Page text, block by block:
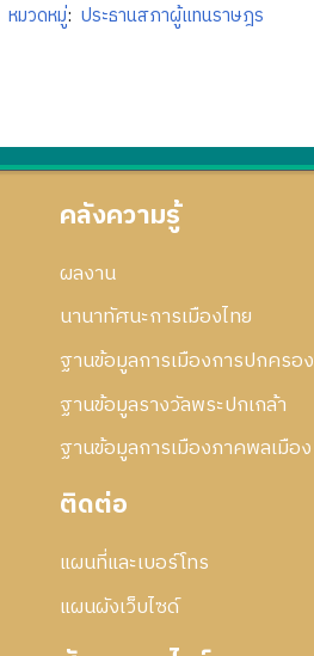
หมวดหมู่: ประธานสภาผู้แทนราษฎร
คลังความรู้
ผลงาน
นานาทัศนะการเมืองไทย
ฐานข้อมูลการเมืองการปกครอง
ฐานข้อมูลรางวัลพระปกเกล้า
ฐานข้อมูลการเมืองภาคพลเมือง
ติดต่อ
แผนที่และเบอร์โทร
แผนผังเว็บไซด์